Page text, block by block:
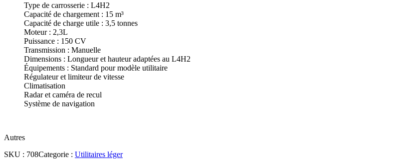
Type de carrosserie : L4H2
Capacité de chargement : 15 m³
Capacité de charge utile : 3,5 tonnes
Moteur : 2,3L
Puissance : 150 CV
Transmission : Manuelle
Dimensions : Longueur et hauteur adaptées au L4H2
Équipements : Standard pour modèle utilitaire
Régulateur et limiteur de vitesse
Climatisation
Radar et caméra de recul
Système de navigation
Autres
SKU : 708Categorie : Utilitaires léger